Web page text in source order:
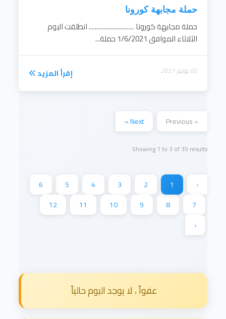
حملة مجابهة كورونا
حملة مجابهة كورونا .............................. انطلقت اليوم
الثلاثاء الموافق 1/6/2021 حملة...
02 يونيو 2021 إقرأ المزيد
« Previous
Next »
Showing 1 to 3 of35 results
‹
1
2
3
4
5
6
7
8
9
10
11
12
›
عفواً ، لا يوجد البوم حالياً